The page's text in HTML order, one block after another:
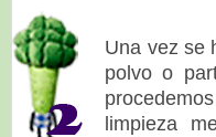
Una vez se
polvo o
limpieza